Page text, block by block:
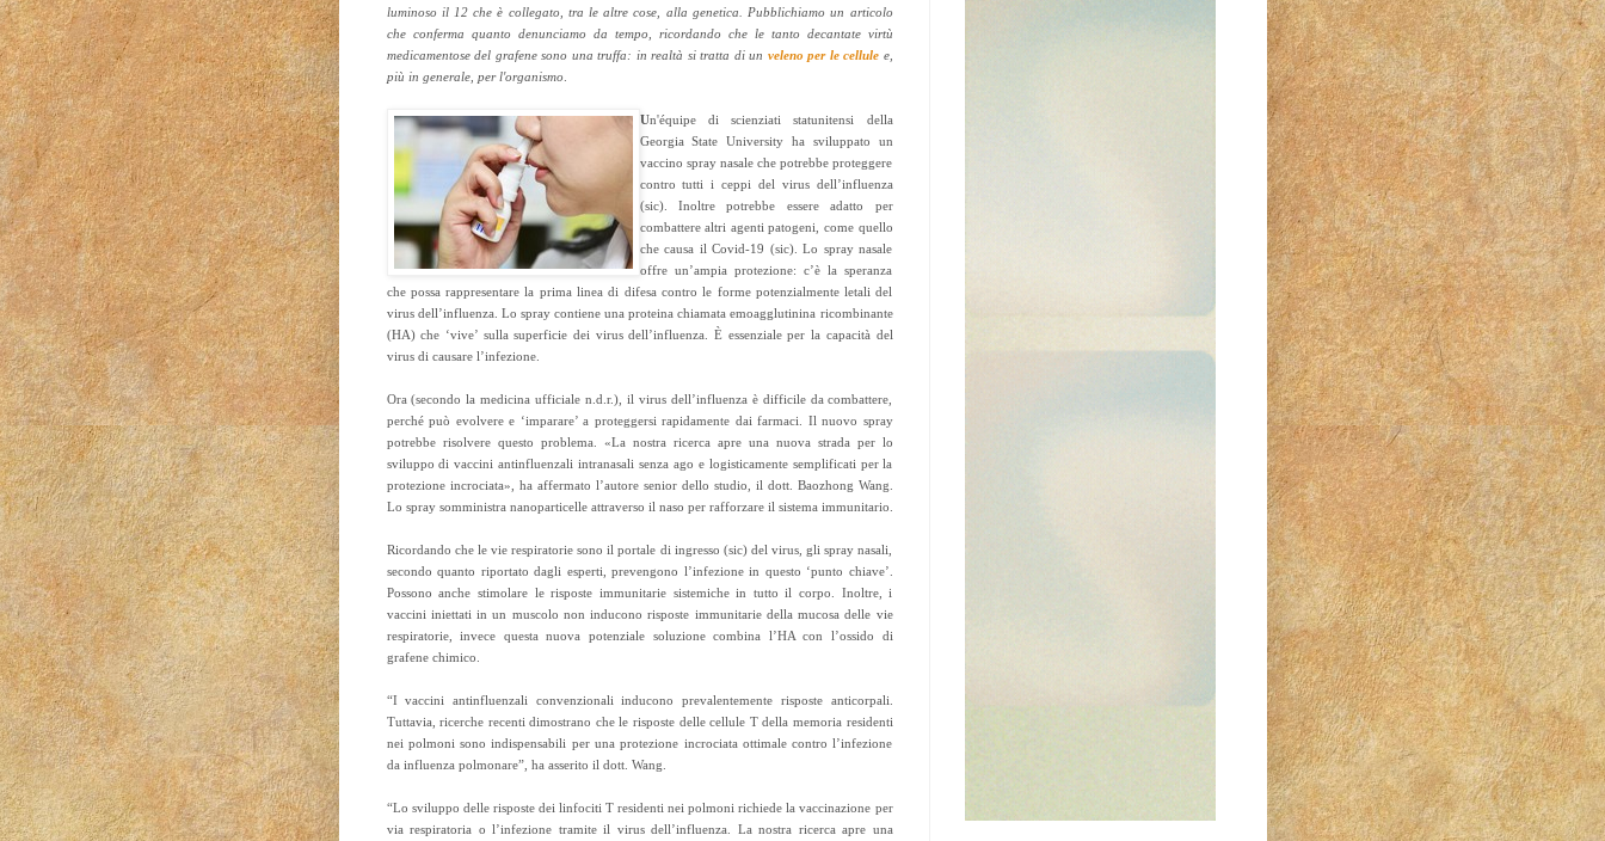
luminoso il 12 che è collegato, tra le altre cose, alla genetica. Pubblichiamo un articolo
che conferma quanto denunciamo da tempo, ricordando che le tanto decantate virtù
medicamentose del grafene sono una truffa: in realtà si tratta di un veleno per le cellule e,
più in generale, per l'organismo
Un'équipe di scienziati statunitensi della
Georgia State University ha sviluppato un
vaccino spray nasale che potrebbe proteggere
contro tutti i ceppi del virus dell’influenza
(sic). Inoltre potrebbe essere adatto per
combattere altri agenti patogeni, come quello
che causa il Covid-19 (sic). Lo spray nasale
offre un’ampia protezione: c’è la speranza
che possa rappresentare la prima linea di difesa contro le forme potenzialmente letali del
virus dell’influenza. Lo spray contiene una proteina chiamata emoagglutinina ricombinante
(HA) che ‘vive’ sulla superficie dei virus dell’influenza. È essenziale per la capacità del
virus di causare l’infezione.
Ora (secondo la medicina ufficiale n.d.r.), il virus dell’influenza è difficile da combattere,
perché può evolvere e ‘imparare’ a proteggersi rapidamente dai farmaci. Il nuovo spray
potrebbe risolvere questo problema. «La nostra ricerca apre una nuova strada per lo
sviluppo di vaccini antinfluenzali intranasali senza ago e logisticamente semplificati per la
protezione incrociata», ha affermato l’autore senior dello studio, il dott. Baozhong Wang.
Lo spray somministra nanoparticelle attraverso il naso per rafforzare il sistema immunitario.
Ricordando che le vie respiratorie sono il portale di ingresso (sic) del virus, gli spray nasali,
secondo quanto riportato dagli esperti, prevengono l’infezione in questo ‘punto chiave’.
Possono anche stimolare le risposte immunitarie sistemiche in tutto il corpo. Inoltre, i
vaccini iniettati in un muscolo non inducono risposte immunitarie della mucosa delle vie
respiratorie, invece questa nuova potenziale soluzione combina l’HA con l’ossido di
grafene chimico.
“I vaccini antinfluenzali convenzionali inducono prevalentemente risposte anticorpali.
Tuttavia, ricerche recenti dimostrano che le risposte delle cellule T della memoria residenti
nei polmoni sono indispensabili per una protezione incrociata ottimale contro l’infezione
da influenza polmonare”, ha asserito il dott. Wang.
“Lo sviluppo delle risposte dei linfociti T residenti nei polmoni richiede la vaccinazione per
via respiratoria o l’infezione tramite il virus dell’influenza. La nostra ricerca apre una